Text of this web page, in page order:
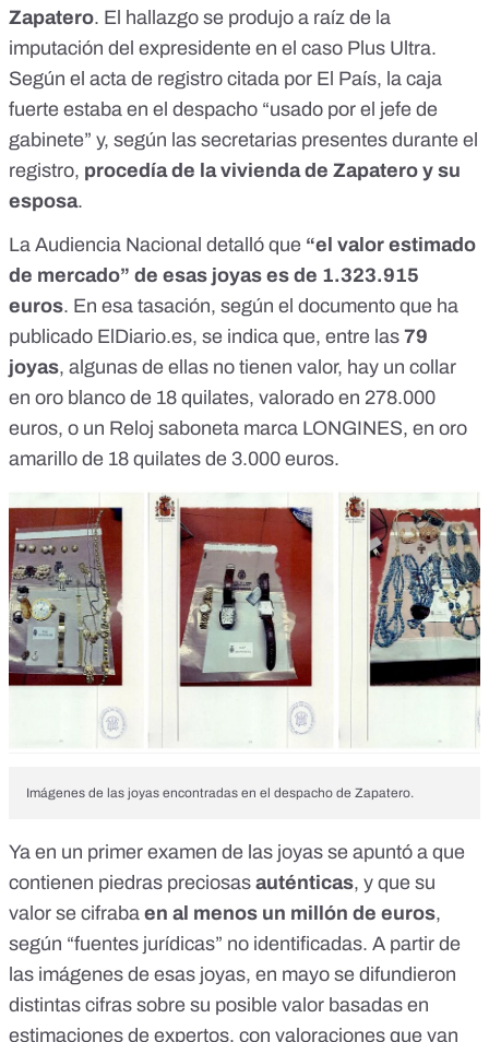
Zapatero. El hallazgo se produjo a raíz de la
imputación del expresidente en el caso Plus Ultra.
Según el acta de registro citada por El País, la caja
fuerte estaba en el despacho “usado por el jefe de
gabinete” y, según las secretarias presentes durante el
registro, procedía de la vivienda de Zapatero y su
esposa.
La Audiencia Nacional detalló que “el valor estimado
de mercado” de esas joyas es de 1.323.915
euros. En esa tasación, según el documento que ha
publicado ElDiario.es, se indica que, entre las 79
joyas, algunas de ellas no tienen valor, hay un collar
en oro blanco de 18 quilates, valorado en 278.000
euros, o un Reloj saboneta marca LONGINES, en oro
amarillo de 18 quilates de 3.000 euros.
Imágenes de las joyas encontradas en el despacho de Zapatero.
Ya en un primer examen de las joyas se apuntó a que
contienen piedras preciosas auténticas, y que su
valor se cifraba en al menos un millón de euros,
según “fuentes jurídicas” no identificadas. A partir de
las imágenes de esas joyas, en mayo se difundieron
distintas cifras sobre su posible valor basadas en
estimaciones de expertos, con valoraciones que van